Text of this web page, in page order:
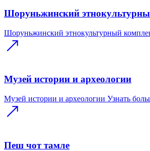
Шоруньжинский
Шоруньжинский этнокультурный
Музей истории и археологии
Музей истории и археологии Узнать
Пеш чот тамле